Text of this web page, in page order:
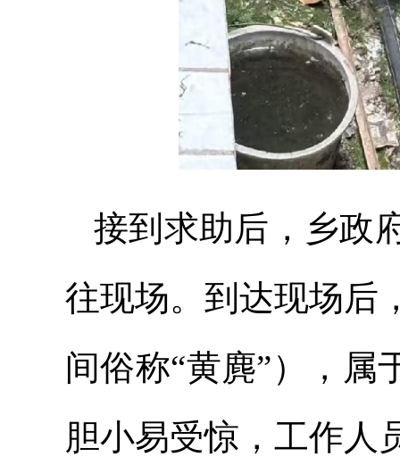
接到求助后，乡政
往现场。到达现场后
间俗称“黄麂”），属
胆小易受惊，工作人